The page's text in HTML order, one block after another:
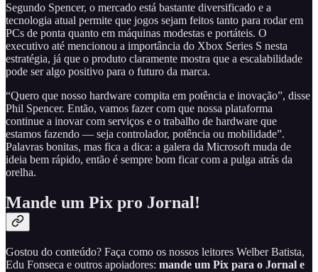
Segundo Spencer, o mercado está bastante diversificado e a
tecnologia atual permite que jogos sejam feitos tanto para rodar em
PCs de ponta quanto em máquinas modestas e portáteis. O
executivo até mencionou a importância do Xbox Series S nesta
estratégia, já que o produto claramente mostra que a escalabilidade
pode ser algo positivo para o futuro da marca.
“Quero que nosso hardware compita em potência e inovação”, disse
Phil Spencer. Então, vamos fazer com que nossa plataforma
continue a inovar com serviços e o trabalho de hardware que
estamos fazendo — seja controlador, potência ou mobilidade”.
Palavras bonitas, mas fica a dica: a galera da Microsoft muda de
ideia bem rápido, então é sempre bom ficar com a pulga atrás da
orelha.
Mande um Pix pro Jornal!
Gostou do conteúdo? Faça como os nossos leitores Welber Batista,
Edu Fonseca e outros apoiadores: mande um Pix para o Jornal e